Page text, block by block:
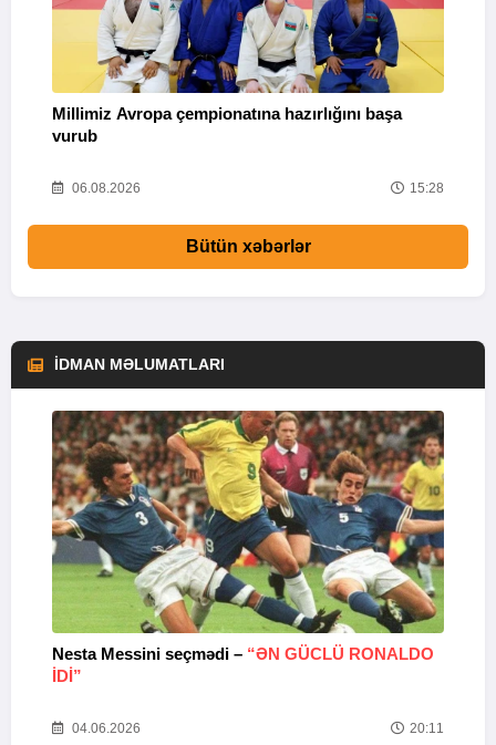
Millimiz Avropa çempionatına hazırlığını başa
vurub
06.08.2026 15:28
Bütün xəbərlər
İDMAN MƏLUMATLARI
Nesta Messini seçmədi – “ƏN GÜCLÜ RONALDO
IDI”
04.06.2026 20:11